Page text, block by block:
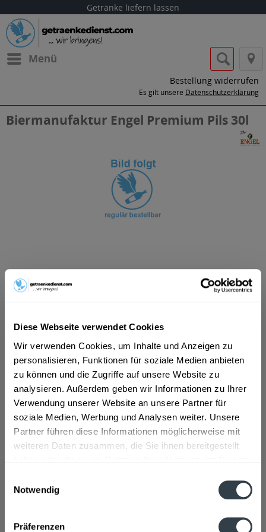
Diese Webseite verwendet Cookies
Wir verwenden Cookies, um Inhalte und Anzeigen zu
personalisieren, Funktionen für soziale Medien anbieten
zu können und die Zugriffe auf unsere Website zu
analysieren. Außerdem geben wir Informationen zu Ihrer
Verwendung unserer Website an unsere Partner für
soziale Medien, Werbung und Analysen weiter. Unsere
Partner führen diese Informationen möglicherweise mit
weiteren Daten zusammen, die Sie ihnen bereitgestellt
Notwendig
Präferenzen
Getränke liefern lassen
Menü
Bestellung widerrufen
Es gilt unsere Datenschutzerklärung
Biermanufaktur Engel Premium Pils 30l
ab 108,99 € *
inkl. MwSt.ggf. zzgl. Erschwerniszuschlag
MEHRWEG
+30,00 € Pfand
In den Warenkorb
Artikel-Nr.:
22996
Verfügbar in:
mehr
Zutaten und Allergene